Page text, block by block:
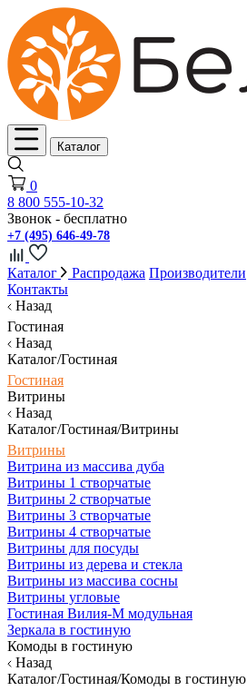
Каталог
0
8 800 555-10-32
Звонок - бесплатно
+7 (495) 646-49-78
Каталог Распродажа Производители
Контакты
Назад
Гостиная
Назад
Каталог/Гостиная
Гостиная
Витрины
Назад
Каталог/Гостиная/Витрины
Витрины
Витрина из массива дуба
Витрины 1 створчатые
Витрины 2 створчатые
Витрины 3 створчатые
Витрины 4 створчатые
Витрины для посуды
Витрины из дерева и стекла
Витрины из массива сосны
Витрины угловые
Гостиная Вилия-М модульная
Зеркала в гостиную
Комоды в гостиную
Назад
Каталог/Гостиная/Комоды в гостиную